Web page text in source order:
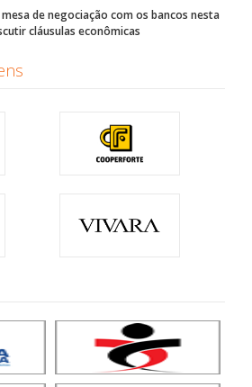
de negociação com os bancos nesta
cláusulas econômicas